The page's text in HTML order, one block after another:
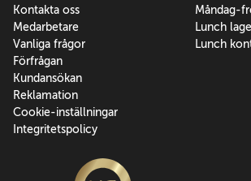
Kontakta oss
Medarbetare
Vanliga frågor
Förfrågan
Kundansökan
Reklamation
Cookie-inställningar
Integritetspolicy
Måndag-
Lunch
Lunch